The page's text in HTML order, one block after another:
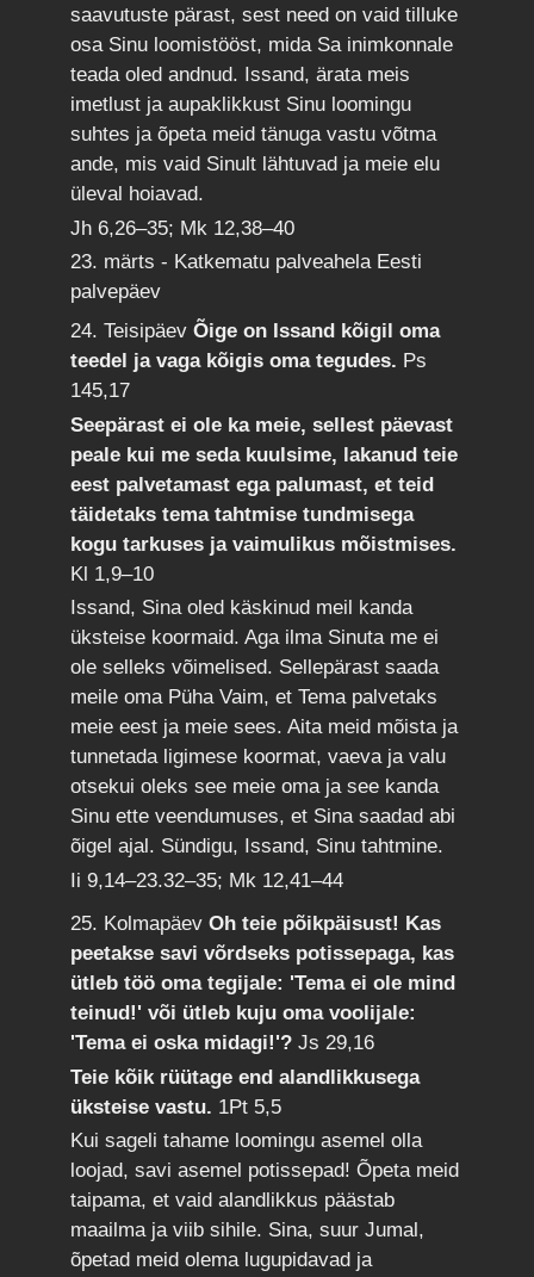
saavutuste pärast, sest need on vaid tilluke
osa Sinu loomistööst, mida Sa inimkonnale
teada oled andnud. Issand, ärata meis
imetlust ja aupaklikkust Sinu loomingu
suhtes ja õpeta meid tänuga vastu võtma
ande, mis vaid Sinult lähtuvad ja meie elu
üleval hoiavad.
Jh 6,26–35; Mk 12,38–40
23. märts - Katkematu palveahela Eesti
palvepäev
24. TeisipäevÕige on Issand kõigil oma
teedel ja vaga kõigis oma tegudes. Ps
145,17
Seepärast ei ole ka meie, sellest päevast
peale kui me seda kuulsime, lakanud teie
eest palvetamast ega palumast, et teid
täidetaks tema tahtmise tundmisega
kogu tarkuses ja vaimulikus mõistmises.
Kl 1,9–10
Issand, Sina oled käskinud meil kanda
üksteise koormaid. Aga ilma Sinuta me ei
ole selleks võimelised. Sellepärast saada
meile oma Püha Vaim, et Tema palvetaks
meie eest ja meie sees. Aita meid mõista ja
tunnetada ligimese koormat, vaeva ja valu
otsekui oleks see meie oma ja see kanda
Sinu ette veendumuses, et Sina saadad abi
õigel ajal. Sündigu, Issand, Sinu tahtmine.
Ii 9,14–23.32–35; Mk 12,41–44
25. KolmapäevOh teie põikpäisust! Kas
peetakse savi võrdseks potissepaga, kas
ütleb töö oma tegijale: 'Tema ei ole mind
teinud!' või ütleb kuju oma voolijale:
'Tema ei oska midagi!'?Js 29,16
Teie kõik rüütage end alandlikkusega
üksteise vastu. 1Pt 5,5
Kui sageli tahame loomingu asemel olla
loojad, savi asemel potissepad! Õpeta meid
taipama, et vaid alandlikkus päästab
maailma ja viib sihile. Sina, suur Jumal,
õpetad meid olema lugupidavad ja